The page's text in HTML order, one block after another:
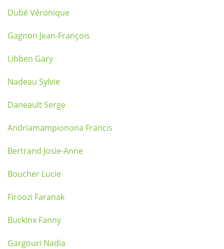
Dubé Véronique
Gagnon Jean-François
Libben Gary
Nadeau Sylvie
Daneault Serge
Andriamampionona Francis
Bertrand Josie-Anne
Boucher Lucie
Firoozi Faranak
Buckinx Fanny
Gargouri Nadia